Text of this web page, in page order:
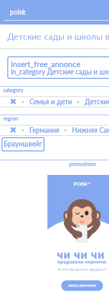
Детские сады и школы
insert_free_annonce
in_category Детские сады и
category
Семья и дети
region
Германия
Нижняя
Брауншвейг
promotions